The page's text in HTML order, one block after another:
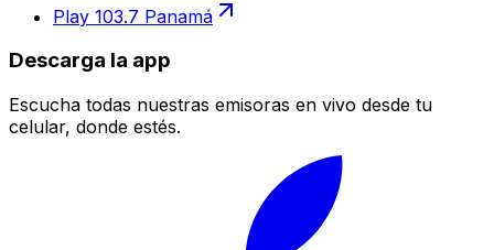
Play 103.7 Panamá
Descarga la app
Escucha todas nuestras emisoras en vivo desde tu
celular, donde estés.